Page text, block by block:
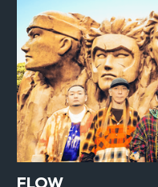
FLOW